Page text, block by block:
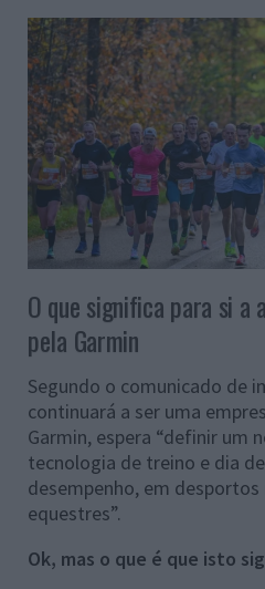
O que significa para si a
pela Garmin
Segundo o comunicado de
continuará a ser uma
Garmin, espera “definir um
tecnologia de treino e dia
desempenho, em
equestres”.
Ok, mas o que é que isto